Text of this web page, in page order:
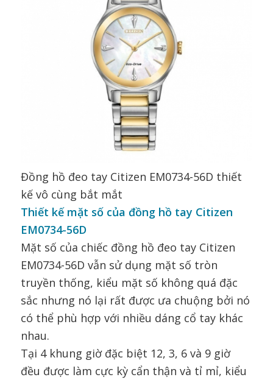
Đồng hồ đeo tay Citizen EM0734-56D thiết
kế vô cùng bắt mắt
Thiết kế mặt số của đồng hồ tay Citizen
EM0734-56D
Mặt số của chiếc đồng hồ đeo tay Citizen
EM0734-56D vẫn sử dụng mặt số tròn
truyền thống, kiểu mặt số không quá đặc
sắc nhưng nó lại rất được ưa chuộng bởi nó
có thể phù hợp với nhiều dáng cổ tay khác
nhau.
Tại 4 khung giờ đặc biệt 12, 3, 6 và 9 giờ
đều được làm cực kỳ cẩn thận và tỉ mỉ, kiểu